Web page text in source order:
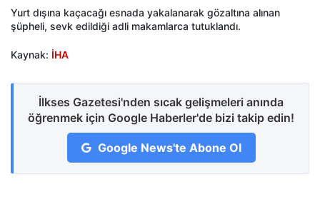
Yurt dışına kaçacağı esnada yakalanarak gözaltına alınan
şüpheli, sevk edildiği adli makamlarca tutuklandı.
Kaynak: İHA
İlkses Gazetesi'nden sıcak gelişmeleri anında
öğrenmek için Google Haberler'de bizi takip edin!
Google News'te Abone Ol